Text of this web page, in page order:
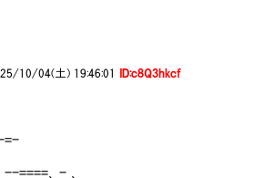
10/04(土) 19:46:01 ID:c8Q3hkcf
､ - ､